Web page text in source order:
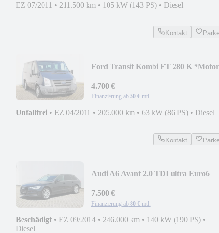
EZ 07/2011 • 211.500 km • 105 kW (143 PS) • Diesel
Kontakt
Ford Transit Kombi FT 280 K *Motor
4.700 €
Finanzierung ab 50 € mtl.
Unfallfrei • EZ 04/2011 • 205.000 km • 63 kW (86 PS) • Diesel
Kontakt
Audi A6 Avant 2.0 TDI ultra Euro6
7.500 €
Finanzierung ab 80 € mtl.
Beschädigt • EZ 09/2014 • 246.000 km • 140 kW (190 PS) •
Diesel